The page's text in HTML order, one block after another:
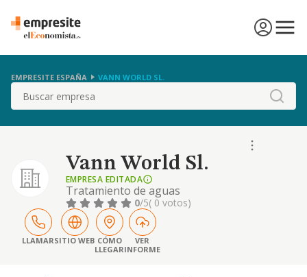
EMPRESITE ESPAÑA VANN WORLD SL.
Buscar
Vann World Sl.
EMPRESA EDITADA
Tratamiento de aguas
0/5( 0 votos)
LLAMARSITIO WEB CÓMO
LLEGAR
VER
INFORME